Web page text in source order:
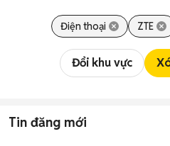
Điện thoại ZTE
Đổi khu vực
Tin đăng mới